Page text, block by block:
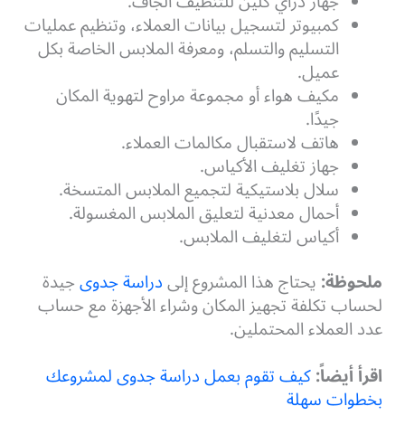
كمبيوتر لتسجيل بيانات العملاء، وتنظيم عمليات
التسليم والتسلم، ومعرفة الملابس الخاصة بكل
عميل.
مكيف هواء أو مجموعة مراوح لتهوية المكان
جيدًا.
هاتف لاستقبال مكالمات العملاء.
جهاز تغليف الأكياس.
سلال بلاستيكية لتجميع الملابس المتسخة.
أحمال معدنية لتعليق الملابس المغسولة.
أكياس لتغليف الملابس.
ملحوظة:يحتاج هذا المشروع إلىدراسة جدوىجيدة
لحساب تكلفة تجهيز المكان وشراء الأجهزة مع حساب
عدد العملاء المحتملين.
اقرأ أيضاً:كيف تقوم بعمل دراسة جدوى لمشروعك
بخطوات سهلة